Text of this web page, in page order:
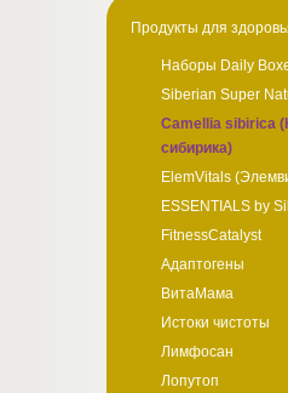
Продукты для
Наборы Daily
Siberian Super
Camellia sibirica
сибирика)
ElemVitals
ESSENTIALS by
FitnessCatalyst
Адаптогены
ВитаМама
Истоки чистоты
Лимфосан
Лопутоп